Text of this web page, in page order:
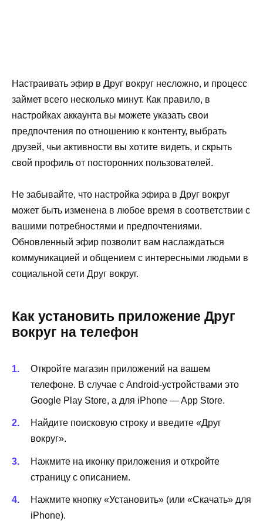
Настраивать эфир в Друг вокруг несложно, и процесс
займет всего несколько минут. Как правило, в
настройках аккаунта вы можете указать свои
предпочтения по отношению к контенту, выбрать
друзей, чьи активности вы хотите видеть, и скрыть
свой профиль от посторонних пользователей.
Не забывайте, что настройка эфира в Друг вокруг
может быть изменена в любое время в соответствии с
вашими потребностями и предпочтениями.
Обновленный эфир позволит вам наслаждаться
коммуникацией и общением с интересными людьми в
социальной сети Друг вокруг.
Как установить приложение Друг
вокруг на телефон
Откройте магазин приложений на вашем
телефоне. В случае с Android-устройствами это
Google Play Store, а для iPhone — App Store.
Найдите поисковую строку и введите «Друг
вокруг».
Нажмите на иконку приложения и откройте
страницу с описанием.
Нажмите кнопку «Установить» (или «Скачать» для
iPhone).